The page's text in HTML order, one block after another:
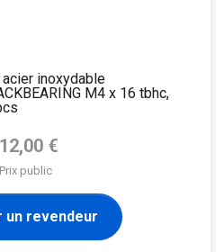
inoxydable
M4 x 16 tbhc,
Prix de base
12,00 €
Prix public
un revendeur